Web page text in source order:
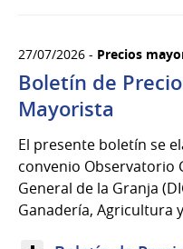
27/07/2026 - Precios
Boletín de
Mayorista
El presente boletín se
convenio Observatorio
General de la Granja
Ganadería, Agricultura